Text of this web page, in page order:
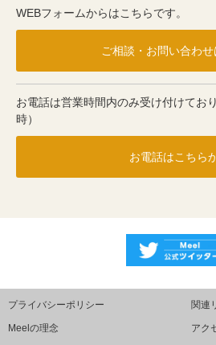
WEBフォームからはこちらです。
ご相談・お問い合わせ
お電話は営業時間内のみ受け付けてお
時）
お電話はこちら
プライバシーポリシー 関連
Meelの理念 アク